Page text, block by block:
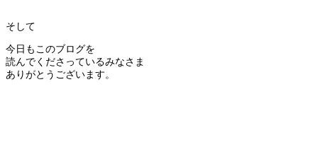
そして
今日もこのブログを
読んでくださっているみなさま
ありがとうございます。